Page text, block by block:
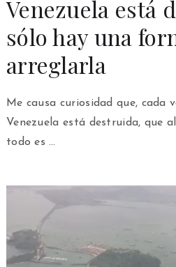
Venezuela está
sólo hay una
arreglarla
Me causa curiosidad que, cada
Venezuela está destruida, que
todo es …